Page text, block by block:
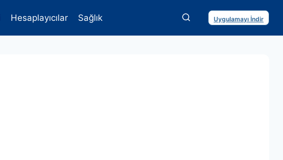
Hesaplayıcılar Sağlık Uygulamayı İndir